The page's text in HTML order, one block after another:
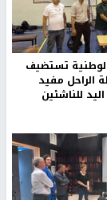
تستضيف
الراحل مفيد
للناشئين